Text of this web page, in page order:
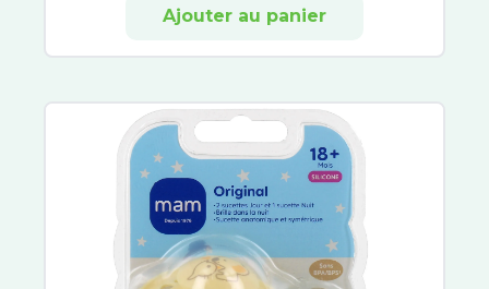
Novanuit
Valdispert
Lehning
XtraSlim
Pierre Fabre
Friction de Foucaud Paris
ProRhinel
Valda
Phytostandard
Ajouter au panier